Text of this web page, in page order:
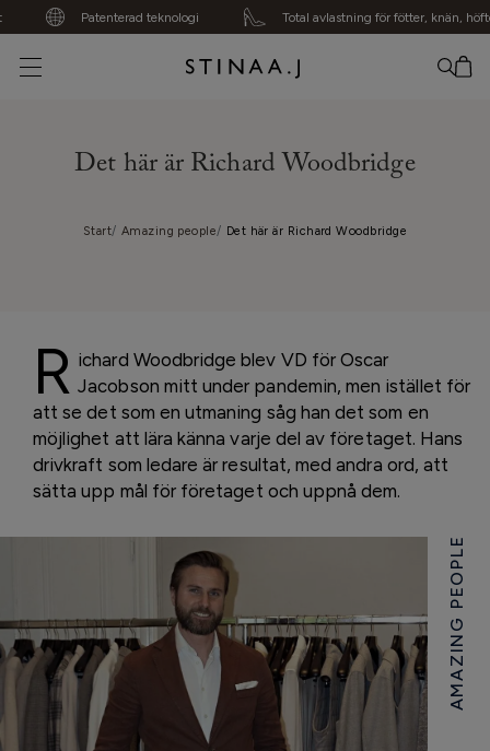
Patenterad teknologi Total avlastning för fötter, knän, höfter,
Det här är Richard Woodbridge
Start Amazing people Det här är Richard Woodbridge
R ichard Woodbridge blev VD för Oscar
Jacobson mitt under pandemin, men istället för
att se det som en utmaning såg han det som en
möjlighet att lära känna varje del av företaget. Hans
drivkraft som ledare är resultat, med andra ord, att
sätta upp mål för företaget och uppnå dem.
AMAZING PEOPLE